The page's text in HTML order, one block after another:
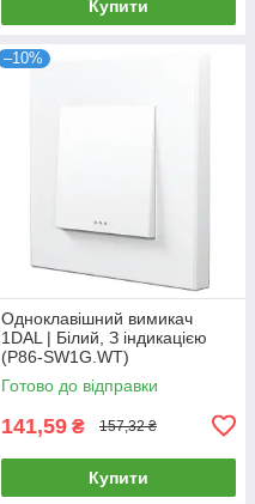
Купити
–10%
Одноклавішний вимикач
1DAL | Білий, З індикацією
(P86-SW1G.WT)
Готово до відправки
141,59 ₴ 157,32 ₴
Купити